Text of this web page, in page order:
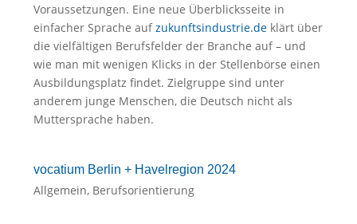
Voraussetzungen. Eine neue Überblicksseite in
einfacher Sprache aufzukunftsindustrie.de klärt über
die vielfältigen Berufsfelder der Branche auf – und
wie man mit wenigen Klicks in der Stellenbörse einen
Ausbildungsplatz findet. Zielgruppe sind unter
anderem junge Menschen, die Deutsch nicht als
Muttersprache haben.
vocatium Berlin + Havelregion 2024
Allgemein, Berufsorientierung